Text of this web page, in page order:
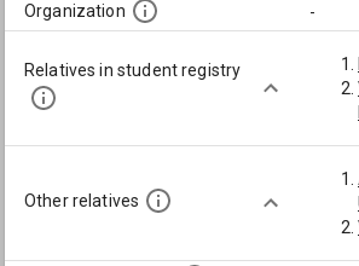
Organization
-
Relatives in student registry
Other relatives